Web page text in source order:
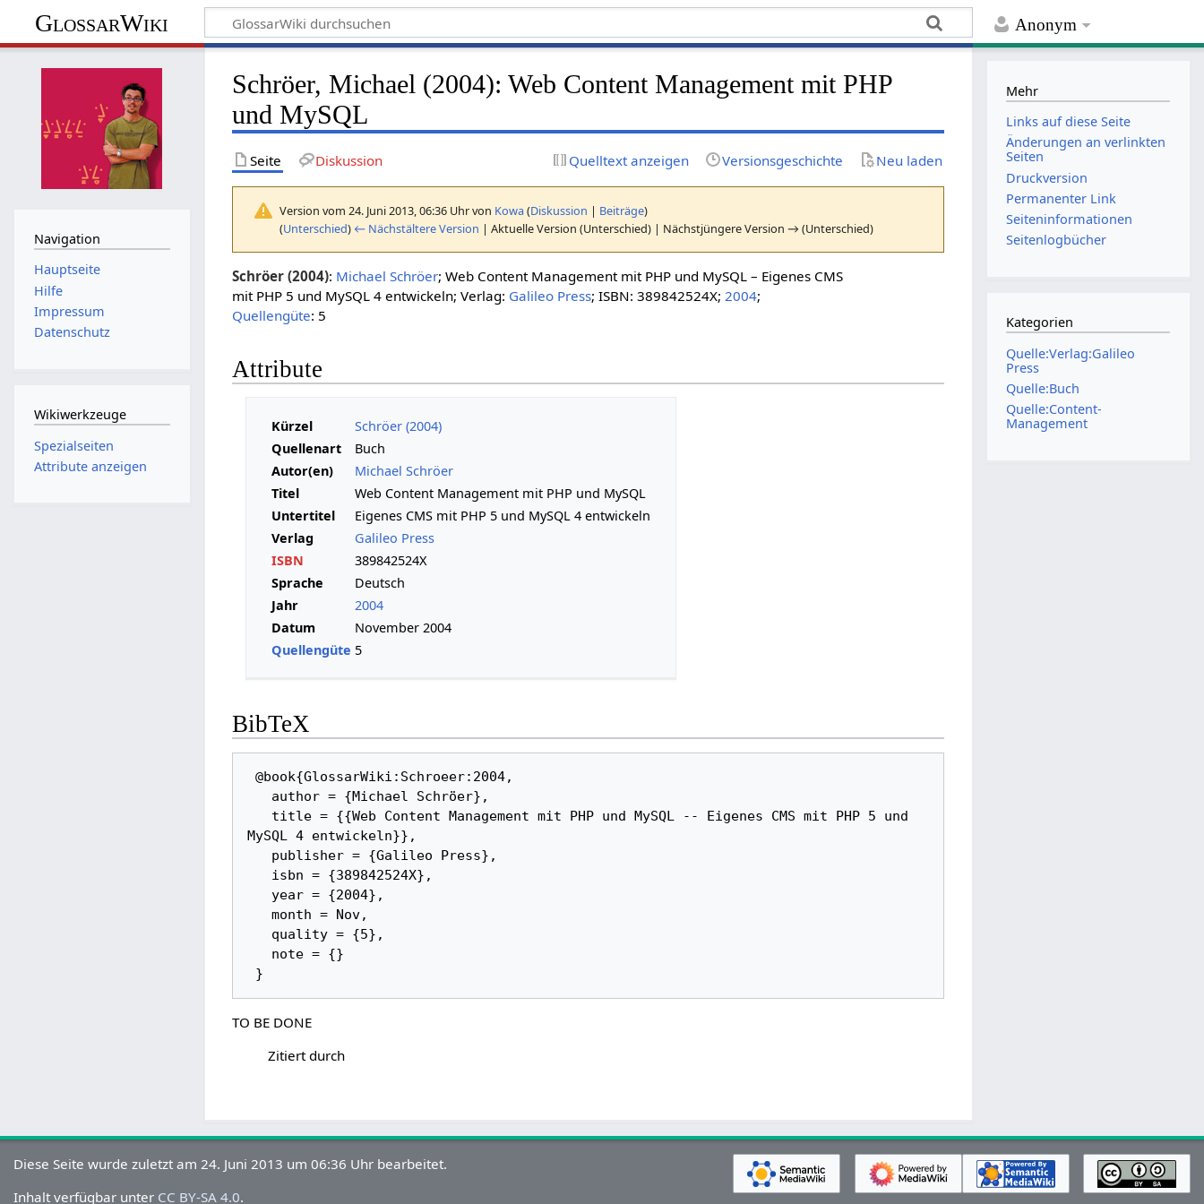
Anonym
GlossarWiki
Schröer, Michael (2004): Web Content Management mit PHP
und MySQL
Seite Diskussion Quelltext anzeigen Versionsgeschichte Neu laden
Version vom 24. Juni 2013, 06:36 Uhr von Kowa(Diskussion | Beiträge)
(Unterschied) ← Nächstältere Version | Aktuelle Version (Unterschied) | Nächstjüngere Version → (Unterschied)
Schröer (2004): Michael Schröer; Web Content Management mit PHP und MySQL – Eigenes CMS
mit PHP 5 und MySQL 4 entwickeln; Verlag: Galileo Press; ISBN: 389842524X; 2004;
Quellengüte: 5
Attribute
Kürzel
Schröer (2004)
Quellenart
Buch
Autor(en)
Michael Schröer
Titel
Web Content Management mit PHP und MySQL
Untertitel
Eigenes CMS mit PHP 5 und MySQL 4 entwickeln
Verlag
Galileo Press
ISBN
389842524X
Sprache
Deutsch
Jahr
2004
Datum
November 2004
Quellengüte 5
BibTeX
MySQL 4 entwickeln}},
TO BE DONE
Zitiert durch
Navigation
Hauptseite
Hilfe
Impressum
Datenschutz
Wikiwerkzeuge
Spezialseiten
Attribute anzeigen
Mehr
Links auf diese Seite
Änderungen an verlinkten
Seiten
Druckversion
Permanenter Link
Seiten­­informationen
Seitenlogbücher
Kategorien
Quelle:Verlag:Galileo
Press
Quelle:Buch
Quelle:Content-
Management
Diese Seite wurde zuletzt am 24. Juni 2013 um 06:36 Uhr bearbeitet.
Inhalt verfügbar unter CC BY-SA 4.0.